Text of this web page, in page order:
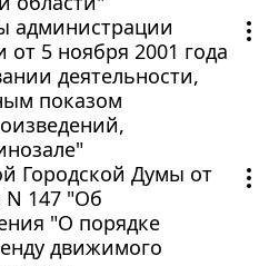
администрации
от 5 ноября 2001 года
деятельности,
показом
Городской Думы от
N 147 "Об
"О порядке
движимого